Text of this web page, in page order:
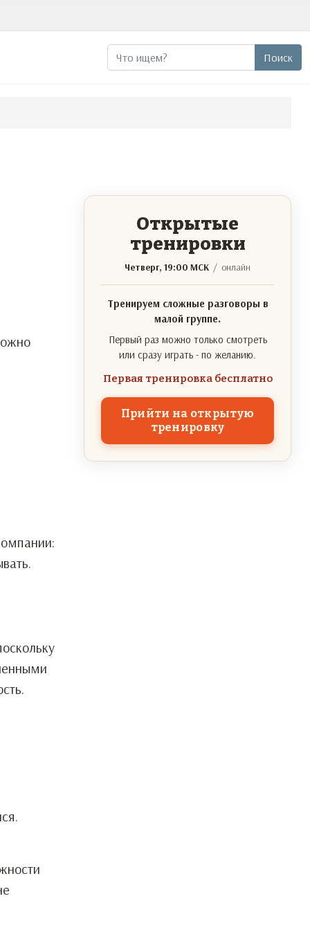
Поиск Поиск
Открытые
тренировки
Четверг, 19:00 МСК / онлайн
Тренируем сложные разговоры в
малой группе.
Первый раз можно только смотреть
или сразу играть - по желанию.
Первая тренировка бесплатно
Прийти на открытую
тренировку